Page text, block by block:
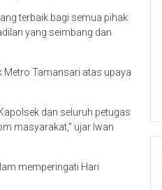
terbaik bagi semua pihak
yang seimbang dan
Metro Tamansari atas upaya
dan seluruh petugas
masyarakat,” ujar Iwan
memperingati Hari